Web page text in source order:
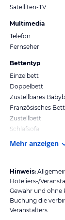
Satelliten-TV
Multimedia
Telefon
Fernseher
Bettentyp
Einzelbett
Doppelbett
Zustellbares
Französisches Bett
Zustellbett
Schlafsofa
Mehr anzeigen
Hinweis:
Hoteliers-/
Gewähr und ohne
Buchung die
Veranstalters.